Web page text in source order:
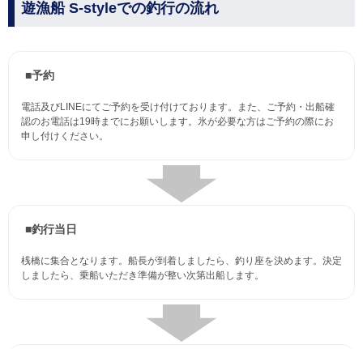
遊漁船 S-styleでの釣行の流れ
■予約
電話及びLINEにてご予約を受け付けております。また、ご予約・出船確
認のお電話は19時までにお願いします。氷が必要な方はご予約の際にお
申し付けください。
■釣行当日
桟橋に集合となります。船長が到着しましたら、釣り座を決めます。決定
しましたら、乗船いただき準備が整い次第出船します。